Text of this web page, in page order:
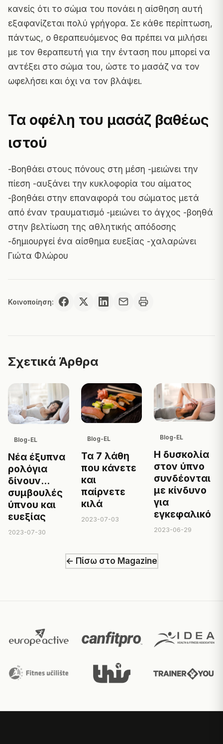
κανείς ότι το σώμα του πονάει η αίσθηση αυτή
εξαφανίζεται πολύ γρήγορα. Σε κάθε περίπτωση,
πάντως, ο θεραπευόμενος θα πρέπει να μιλήσει
με τον θεραπευτή για την ένταση που μπορεί να
αντέξει στο σώμα του, ώστε το μασάζ να τον
ωφελήσει και όχι να τον βλάψει.
Τα οφέλη του μασάζ βαθέως
ιστού
-Βοηθάει στους πόνους στη μέση -μειώνει την
πίεση -αυξάνει την κυκλοφορία του αίματος
-βοηθάει στην επαναφορά του σώματος μετά
από έναν τραυματισμό -μειώνει το άγχος -βοηθά
στην βελτίωση της αθλητικής απόδοσης
-δημιουργεί ένα αίσθημα ευεξίας -χαλαρώνει
Γιώτα Φλώρου
Κοινοποίηση:
Σχετικά Άρθρα
Blog-EL
Νέα έξυπνα
ρολόγια
δίνουν...
συμβουλές
ύπνου και
ευεξίας
2023-07-30
Blog-EL
Τα 7 λάθη
που κάνετε
και
παίρνετε
κιλά
2023-07-03
Blog-EL
Η δυσκολία
στον ύπνο
συνδέονται
με κίνδυνο
για
εγκεφαλικό
2023-06-29
← Πίσω στο Magazine